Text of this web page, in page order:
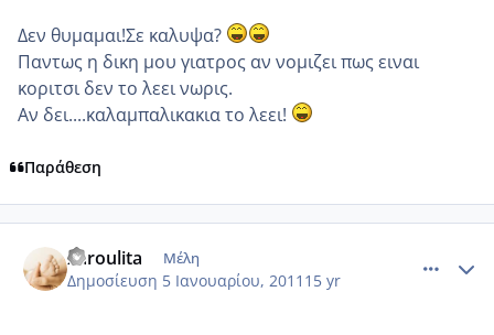
Δεν θυμαμαι!Σε καλυψα?
Παντως η δικη μου γιατρος αν νομιζει πως ειναι
κοριτσι δεν το λεει νωρις.
Αν δει....καλαμπαλικακια το λεει!
Παράθεση
xaroulita Μέλη
Δημοσίευση 5 Ιανουαρίου, 2011 15 yr